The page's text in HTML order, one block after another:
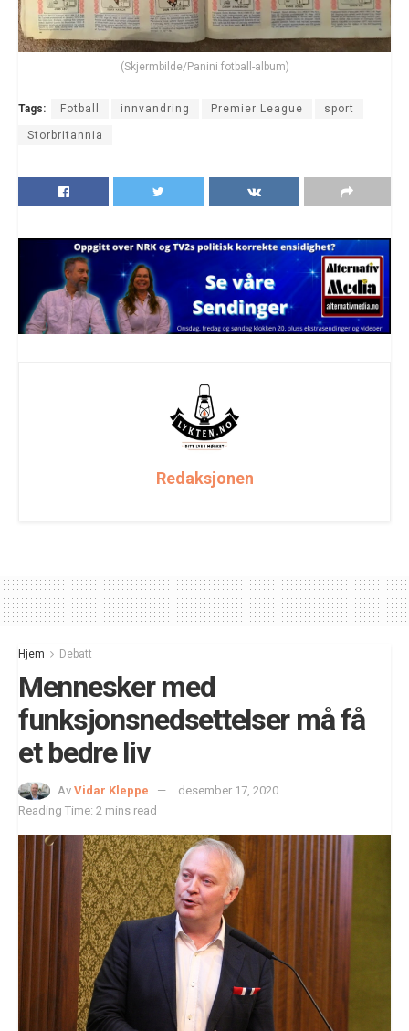
(Skjermbilde/Panini fotball-album)
Tags: Fotball innvandring Premier League sport
Storbritannia
Redaksjonen
Hjem Debatt
Mennesker med
funksjonsnedsettelser må få
et bedre liv
Av Vidar Kleppe
desember 17, 2020
Reading Time: 2 mins read